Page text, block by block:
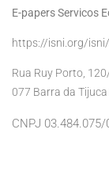
E-papers Servicos
https://isni.org/
Rua Ruy Porto,
077 Barra da Tijuca
CNPJ 03.484.075/